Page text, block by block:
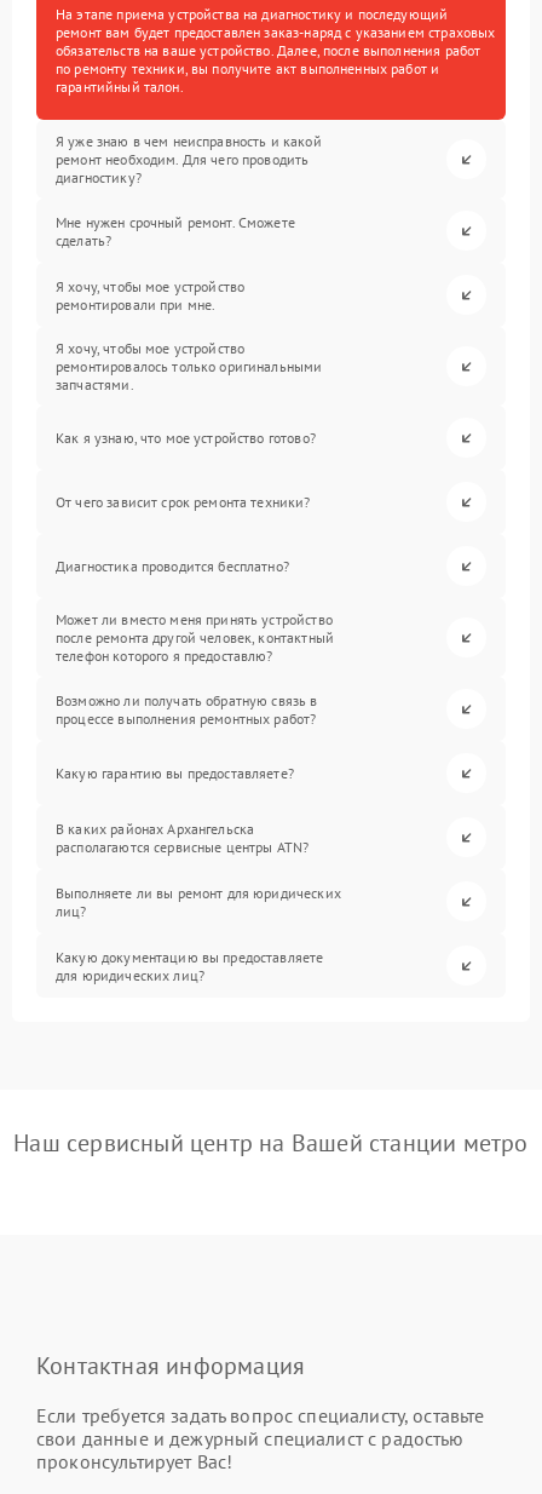
На этапе приема устройства на диагностику и последующий
ремонт вам будет предоставлен заказ-наряд с указанием страховых
обязательств на ваше устройство. Далее, после выполнения работ
по ремонту техники, вы получите акт выполненных работ и
гарантийный талон.
Я уже знаю в чем неисправность и какой
ремонт необходим. Для чего проводить
диагностику?
Мне нужен срочный ремонт. Сможете
сделать?
Я хочу, чтобы мое устройство
ремонтировали при мне.
Я хочу, чтобы мое устройство
ремонтировалось только оригинальными
запчастями.
Как я узнаю, что мое устройство готово?
От чего зависит срок ремонта техники?
Диагностика проводится бесплатно?
Может ли вместо меня принять устройство
после ремонта другой человек, контактный
телефон которого я предоставлю?
Возможно ли получать обратную связь в
процессе выполнения ремонтных работ?
Какую гарантию вы предоставляете?
В каких районах Архангельска
располагаются сервисные центры ATN?
Выполняете ли вы ремонт для юридических
лиц?
Какую документацию вы предоставляете
для юридических лиц?
Наш сервисный центр на Вашей станции метро
Контактная информация
Если требуется задать вопрос специалисту, оставьте
свои данные и дежурный специалист с радостью
проконсультирует Вас!